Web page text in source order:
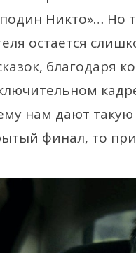
Никто»… Но
остается
благодаря
нам дают такую
финал, то